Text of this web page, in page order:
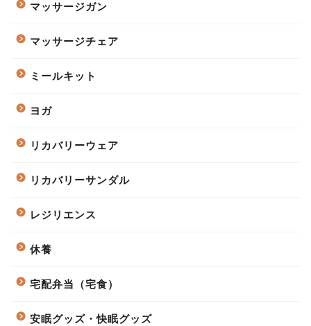
マッサージガン
マッサージチェア
ミールキット
ヨガ
リカバリーウェア
リカバリーサンダル
レジリエンス
休養
宅配弁当（宅食）
安眠グッズ・快眠グッズ